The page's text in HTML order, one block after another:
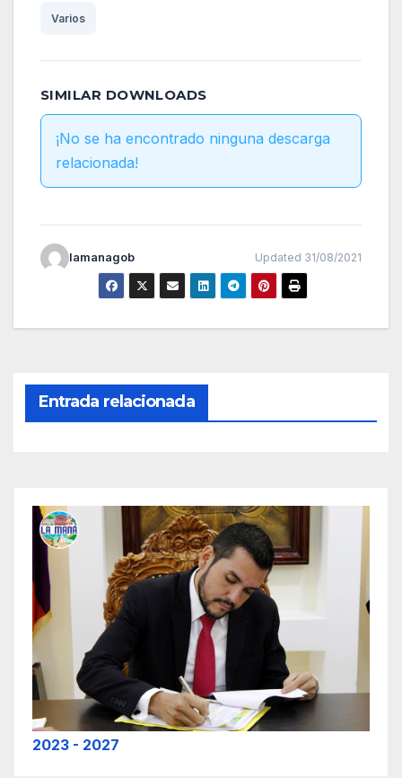
Varios
SIMILAR DOWNLOADS
¡No se ha encontrado ninguna descarga
relacionada!
lamanagob Updated 31/08/2021
Entrada relacionada
2023 - 2027